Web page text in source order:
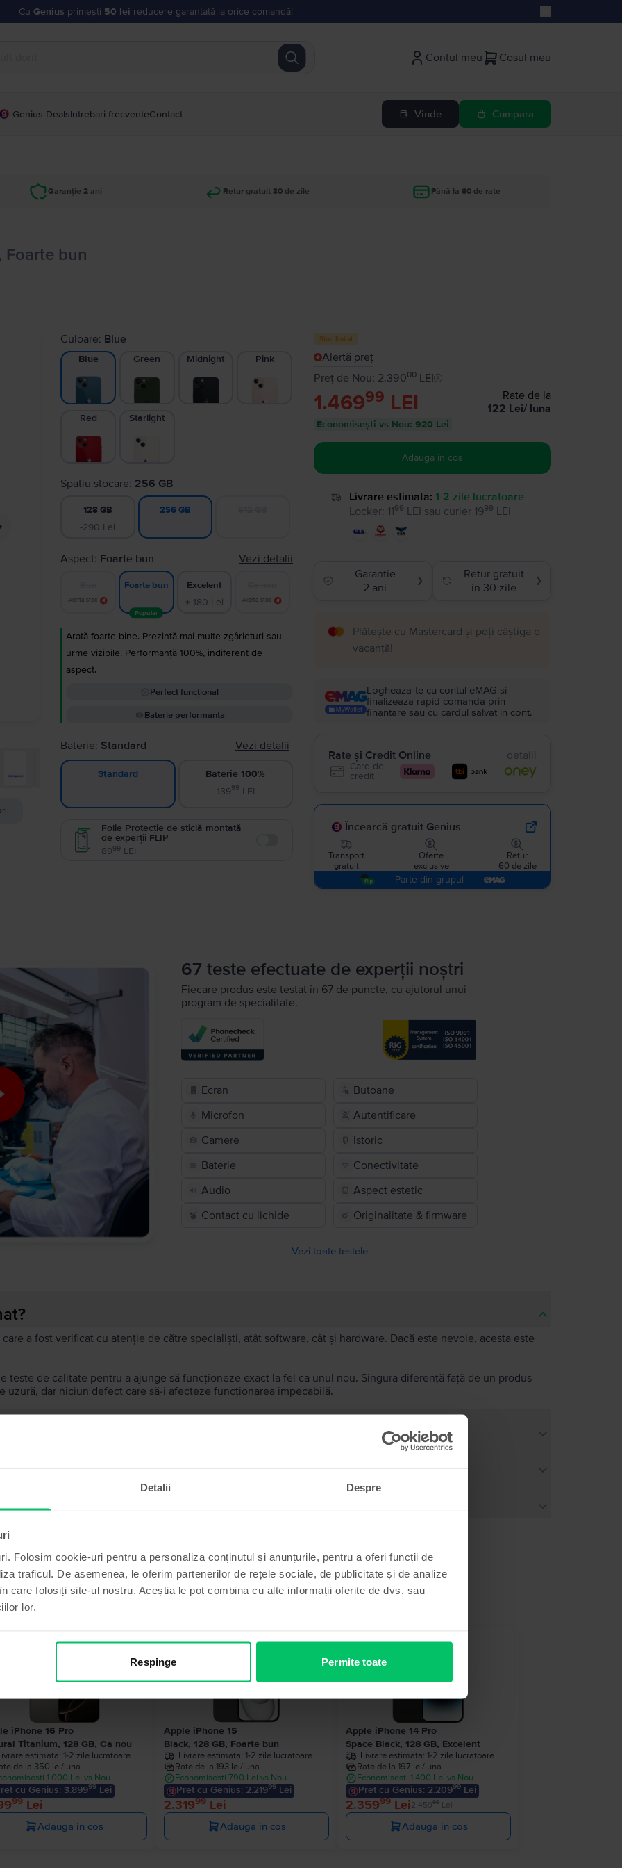
Detalii Despre
Folosim cookie-uri pentru a personaliza conținutul și anunțurile, pentru a oferi funcții de
traficul. De asemenea, le oferim partenerilor de rețele sociale, de publicitate și de analize
care folosiți site-ul nostru. Aceștia le pot combina cu alte informații oferite de dvs. sau
lor.
Respinge Permite toate
Cu Genius primești 50 lei reducere garantată la orice comandă!
Contul meu Cosul meu
Genius DealsIntrebari frecventeContact Vinde Cumpara
Garanție 2 ani Retur gratuit 30 de zile Până la 60 de rate
Foarte bun
Culoare: Blue
Blue Green Midnight Pink
Red Starlight
Spatiu stocare: 256 GB
128 GB
-290 Lei
256 GB
Aspect: Foarte bun Vezi detalii
Alertă stoc
Foarte bun
Popular
Excelent
+ 180 Lei Alertă stoc
Arată foarte bine. Prezintă mai multe zgârieturi sau
urme vizibile. Performanță 100%, indiferent de
aspect.
Perfect funcțional
Baterie performanta
Baterie: Standard Vezi detalii
Standard
Baterie 100%
13999LEI
Folie Protecție de sticlă montată
de experții FLIP
8999 LEI
Stoc limitat
Alertă preț
Preț de Nou: 2.39000LEI
1.46999 LEI
Rate de la
122 Lei/ luna
Economisești vs Nou: 920 Lei
Adauga in cos
Livrare estimata: 1-2 zile lucratoare
Locker: 1199 LEI sau curier 1999 LEI
Garantie
2 ani
❯
Retur gratuit
in 30 zile
❯
Plătește cu Mastercard și poți câștiga o
vacanță!
Logheaza-te cu contul eMAG si
finalizeaza rapid comanda prin
finantare sau cu cardul salvat in cont.
Rate și Credit Online detalii
Card de
credit
Încearcă gratuit Genius
Transport
gratuit
Oferte
exclusive
Retur
60 de zile
Parte din grupul
67 teste efectuate de experții noștri
Fiecare produs este testat în 67 de puncte, cu ajutorul unui
program de specialitate.
Ecran
Butoane
Microfon
Autentificare
Camere
Istoric
Baterie
Conectivitate
Audio
Aspect estetic
Contact cu lichide
Originalitate & firmware
Vezi toate testele
a fost verificat cu atenție de către specialiști, atât software, cât și hardware. Dacă este nevoie, acesta este
teste de calitate pentru a ajunge să funcționeze exact la fel ca unul nou. Singura diferență față de un produs
uzură, dar niciun defect care să-i afecteze funcționarea impecabilă.
Produse similare căutării tale
Ultimul în stoc
iPhone 16 Pro
Titanium, 128 GB, Ca nou
estimata: 1-2 zile lucratoare
de la 350 lei/luna
1.000 Lei vs Nou
cu Genius: 3.89999Lei
99Lei
Adauga in cos
Apple iPhone 15
Black, 128 GB, Foarte bun
Livrare estimata: 1-2 zile lucratoare
Rate de la 193 lei/luna
Economisesti 790 Lei vs Nou
Pret cu Genius: 2.21999 Lei
2.31999 Lei
Adauga in cos
- 100 Lei
Apple iPhone 14 Pro
Space Black, 128 GB, Excelent
Livrare estimata: 1-2 zile lucratoare
Rate de la 197 lei/luna
Economisesti 1.400 Lei vs Nou
Pret cu Genius: 2.20999 Lei
2.35999 Lei2.45999Lei
Adauga in cos